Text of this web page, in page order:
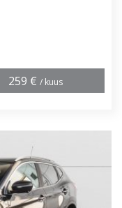
259 € / kuus